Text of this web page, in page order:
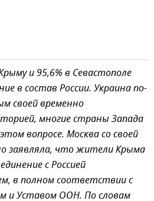
и 95,6% в Севастополе
в состав России. Украина по-
своей временно
многие страны Запада
вопросе. Москва со своей
заявляла, что жители Крыма
с Россией
в полном соответствии с
и Уставом ООН. По словам